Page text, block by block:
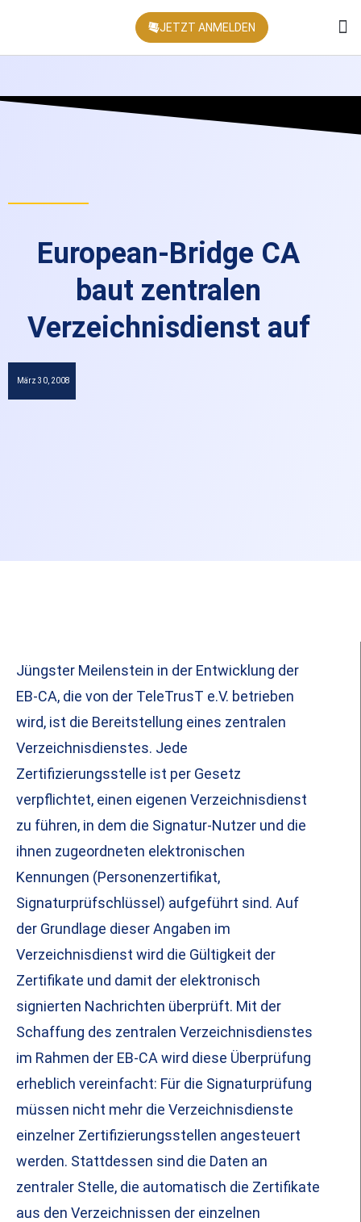
JETZT ANMELDEN
European-Bridge CA
baut zentralen
Verzeichnisdienst auf
März 30, 2008
Jüngster Meilenstein in der Entwicklung der
EB-CA, die von der TeleTrusT e.V. betrieben
wird, ist die Bereitstellung eines zentralen
Verzeichnisdienstes. Jede
Zertifizierungsstelle ist per Gesetz
verpflichtet, einen eigenen Verzeichnisdienst
zu führen, in dem die Signatur-Nutzer und die
ihnen zugeordneten elektronischen
Kennungen (Personenzertifikat,
Signaturprüfschlüssel) aufgeführt sind. Auf
der Grundlage dieser Angaben im
Verzeichnisdienst wird die Gültigkeit der
Zertifikate und damit der elektronisch
signierten Nachrichten überprüft. Mit der
Schaffung des zentralen Verzeichnisdienstes
im Rahmen der EB-CA wird diese Überprüfung
erheblich vereinfacht: Für die Signaturprüfung
müssen nicht mehr die Verzeichnisdienste
einzelner Zertifizierungsstellen angesteuert
werden. Stattdessen sind die Daten an
zentraler Stelle, die automatisch die Zertifikate
aus den Verzeichnissen der einzelnen